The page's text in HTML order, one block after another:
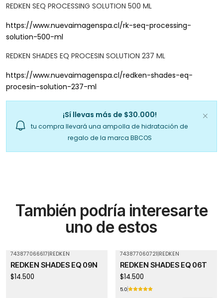
REDKEN SEQ PROCESSING SOLUTION 500 ML
https://www.nuevaimagenspa.cl/rk-seq-processing-
solution-500-ml
REDKEN SHADES EQ PROCESIN SOLUTION 237 ML
https://www.nuevaimagenspa.cl/redken-shades-eq-
procesin-solution-237-ml
¡Sí llevas más de $30.000!
tu compra llevará una ampolla de hidratación de
regalo de la marca BBCOS
También podría interesarte
uno de estos
743877066617|REDKEN
REDKEN SHADES EQ 09N
$14.500
743877060721|REDKEN
REDKEN SHADES EQ 06T
$14.500
5.0